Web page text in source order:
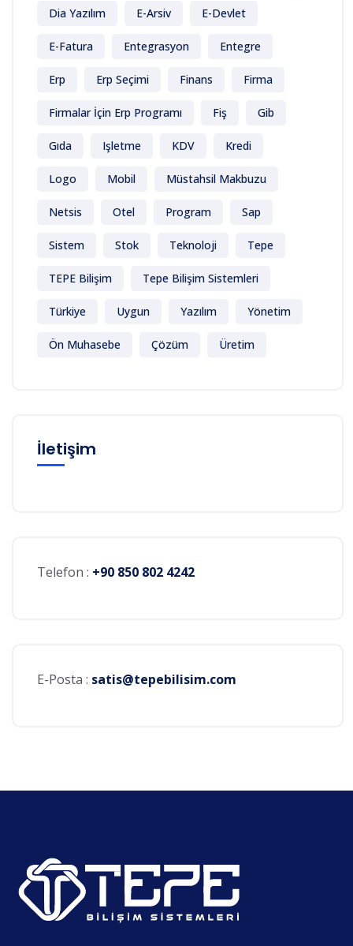
Dia Yazılım E-Arsiv E-Devlet
E-Fatura Entegrasyon Entegre
Erp Erp Seçimi Finans Firma
Firmalar İçin Erp Programı Fiş Gib
Gıda Işletme KDV Kredi
Logo Mobil Müstahsil Makbuzu
Netsis Otel Program Sap
Sistem Stok Teknoloji Tepe
TEPE Bilişim Tepe Bilişim Sistemleri
Türkiye Uygun Yazılım Yönetim
Ön Muhasebe Çözüm Üretim
İletişim
Telefon : +90 850 802 4242
E-Posta : satis@tepebilisim.com